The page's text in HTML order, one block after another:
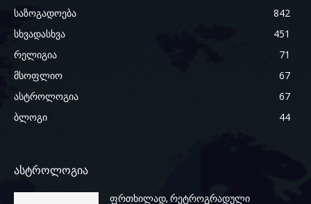
საზოგადოება
842
სხვადასხვა
451
რელიგია
71
მსოფლიო
67
ასტროლოგია
67
ბლოგი
44
ასტროლოგია
ფრთხილად, რეტროგრადული